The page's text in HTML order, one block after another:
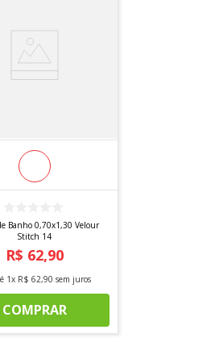
0,70x1,30 Velour
Stitch 14
R$ 62,90
1x R$ 62,90 sem juros
COMPRAR